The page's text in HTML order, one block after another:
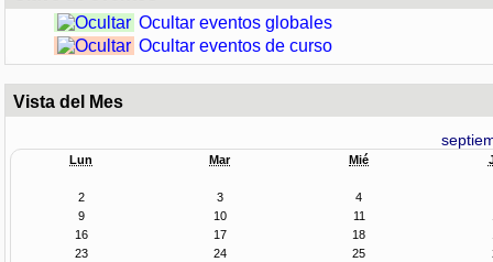
Ocultar eventos globales
Ocultar eventos de curso
Vista del Mes
Lun Mar Mié
2 3
4
9
10 11
16
17 18
23
24 25